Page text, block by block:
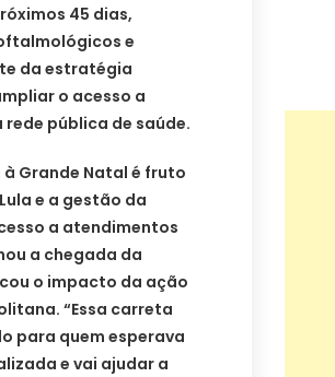
45 dias,
e
da estratégia
o acesso a
pública de saúde.
Grande Natal é fruto
e a gestão da
a atendimentos
a chegada da
o impacto da ação
“Essa carreta
para quem esperava
e vai ajudar a